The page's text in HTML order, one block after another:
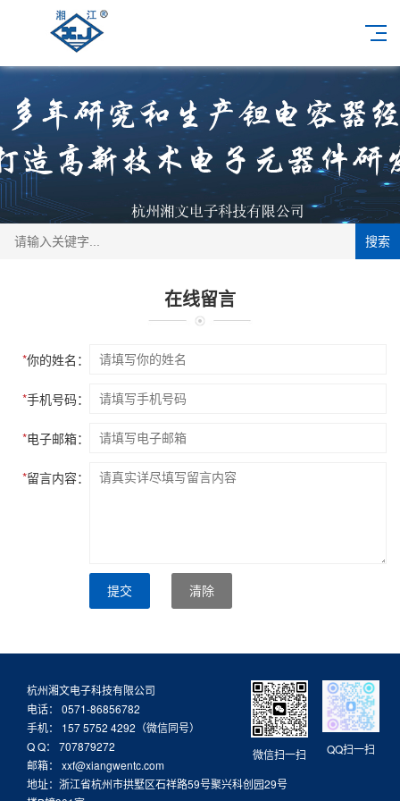
搜索
在线留言
*你的姓名：
*手机号码：
*电子邮箱：
*留言内容：
提交 清除
QQ扫一扫
微信扫一扫
杭州湘文电子科技有限公司
电话： 0571-86856782
手机： 157 5752 4292（微信同号）
Q Q： 707879272
邮箱： xxf@xiangwentc.com
地址：浙江省杭州市拱墅区石祥路59号聚兴科创园29号